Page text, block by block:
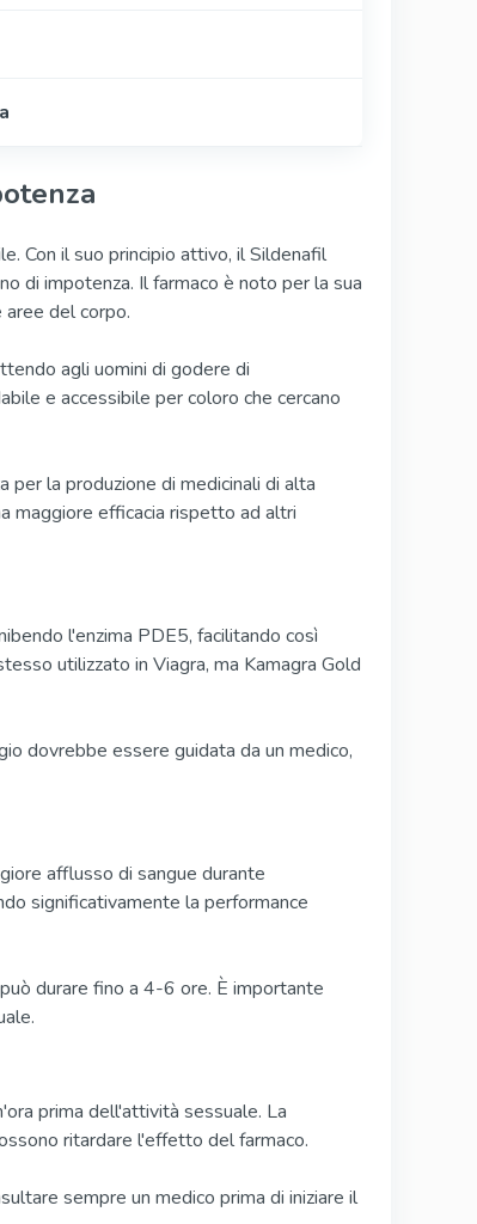
Con il suo principio attivo, il Sildenafil
di impotenza. Il farmaco è noto per la sua
del corpo.
agli uomini di godere di
e accessibile per coloro che cercano
per la produzione di medicinali di alta
maggiore efficacia rispetto ad altri
l'enzima PDE5, facilitando così
utilizzato in Viagra, ma Kamagra Gold
dovrebbe essere guidata da un medico,
afflusso di sangue durante
significativamente la performance
durare fino a 4-6 ore. È importante
prima dell'attività sessuale. La
ritardare l'effetto del farmaco.
sempre un medico prima di iniziare il